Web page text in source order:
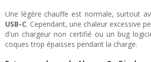
Une légère chauffe est normale, surtout
USB-C. Cependant, une chaleur excessive
d'un chargeur non certifié ou un bug
coques trop épaisses pendant la charge.